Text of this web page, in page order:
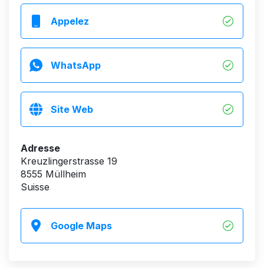
Appelez
WhatsApp
Site Web
Adresse
Kreuzlingerstrasse 19
8555 Müllheim
Suisse
Google Maps